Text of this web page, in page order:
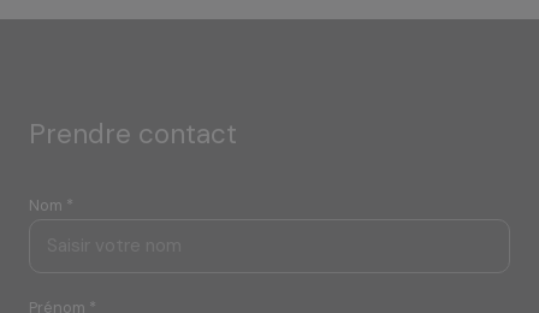
prendre contact
Nom *
Prénom *